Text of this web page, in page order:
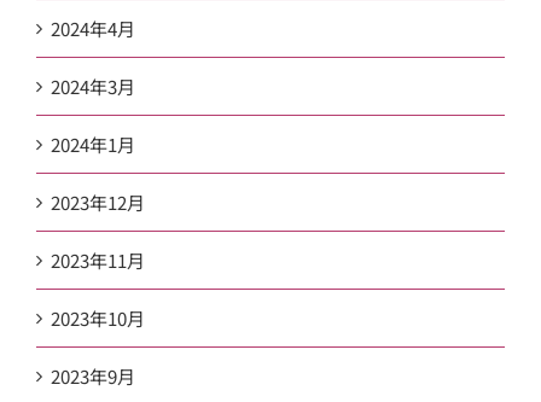
2024年4月
2024年3月
2024年1月
2023年12月
2023年11月
2023年10月
2023年9月